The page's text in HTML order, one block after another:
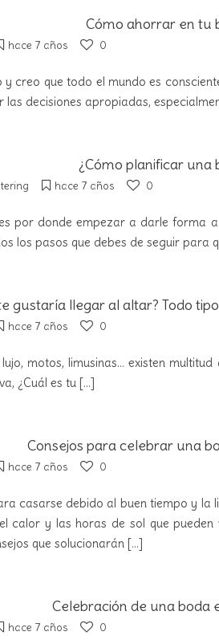
Cómo ahorrar en tu
hace 7 años 0
creo que todo el mundo es
decisiones apropiadas,
¿Cómo planificar una
hace 7 años 0
por donde empezar a darle forma
los pasos que debes de seguir para
gustaría llegar al altar? Todo
hace 7 años 0
motos, limusinas... existen
¿Cuál es tu [...]
Consejos para celebrar una
hace 7 años 0
casarse debido al buen tiempo y la
calor y las horas de sol que
que solucionarán [...]
Celebración de una boda
hace 7 años 0